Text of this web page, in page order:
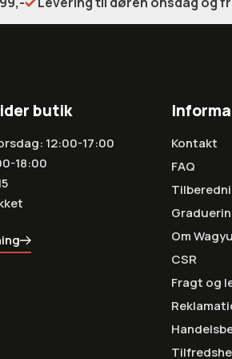
butik
12:00-17:00
18:00
Kontakt
FAQ
Om
CSR
Fragt og